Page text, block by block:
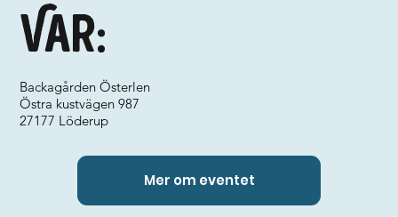
Var:
Backagården Österlen
Östra kustvägen 987
27177 Löderup
Mer om eventet